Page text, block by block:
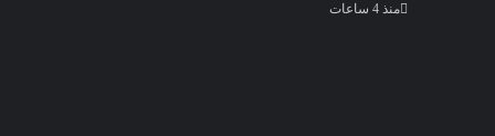
منذ 4 ساعات